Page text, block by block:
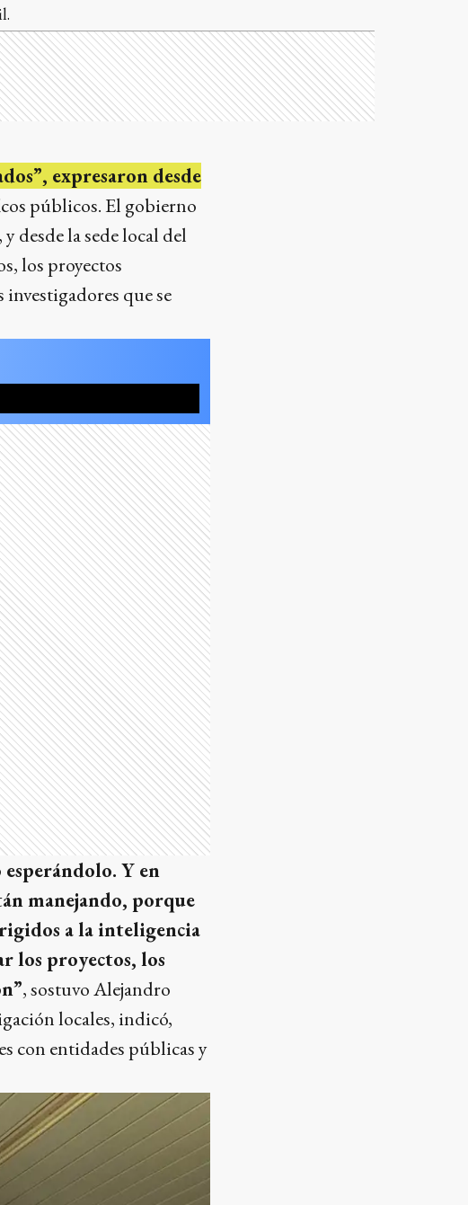
expresaron desde
públicos. El gobierno
desde la sede local del
los proyectos
que se
Y en
manejando, porque
a la inteligencia
los proyectos, los
, sostuvo Alejandro
locales, indicó,
con entidades públicas y